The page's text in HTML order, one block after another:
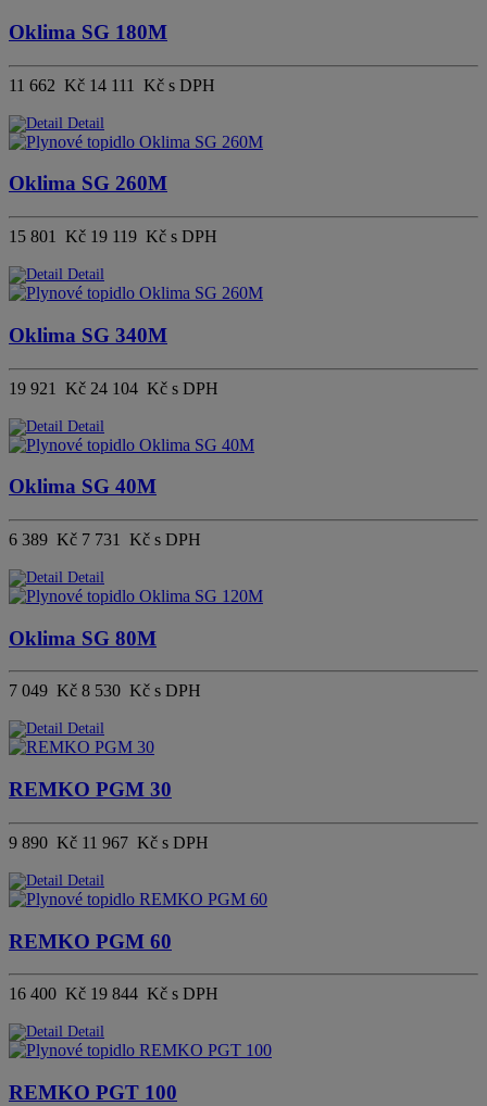
Oklima SG 180M
11 662 Kč 14 111 Kč s DPH
Detail
Oklima SG 260M
15 801 Kč 19 119 Kč s DPH
Detail
Oklima SG 340M
19 921 Kč 24 104 Kč s DPH
Detail
Oklima SG 40M
6 389 Kč 7 731 Kč s DPH
Detail
Oklima SG 80M
7 049 Kč 8 530 Kč s DPH
Detail
REMKO PGM 30
9 890 Kč 11 967 Kč s DPH
Detail
REMKO PGM 60
16 400 Kč 19 844 Kč s DPH
Detail
REMKO PGT 100